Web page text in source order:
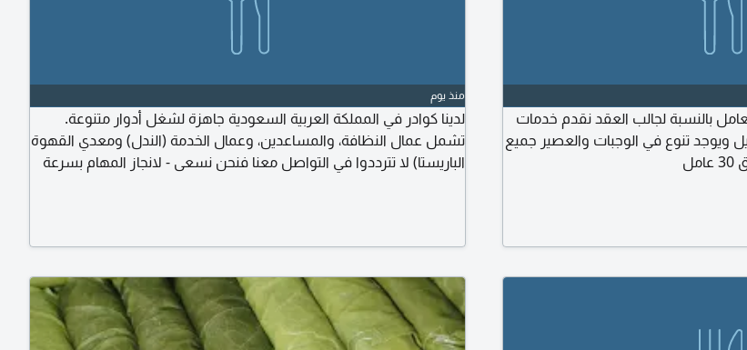
بالنسبة لجالب العقد نقدم خدمات
ويوجد تنوع في الوجبات والعصير جميع
منذ يوم
لدينا كوادر في المملكة العربية السعودية جاهزة لشغل أدوار متنوعة.
تشمل عمال النظافة، والمساعدين، وعمال الخدمة (الندل) ومعدي القهوة
الباريستا) لا تترددوا في التواصل معنا فنحن نسعى - لانجاز المهام بسرعة